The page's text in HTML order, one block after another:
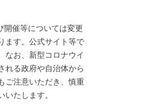
催等については変更
ます。公式サイト等で
なお、新型コロナウイ
れる政府や自治体から
ご注意いただき、慎重
たします。